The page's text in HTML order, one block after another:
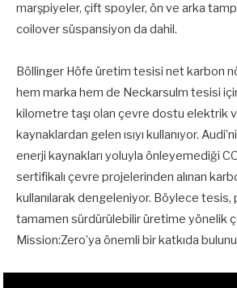
marşpiyeler, çift spoyler, ön ve arka
coilover süspansiyon da dahil.
Böllinger Höfe üretim tesisi net karbon
hem marka hem de Neckarsulm tesisi
kilometre taşı olan çevre dostu elektrik
kaynaklardan gelen ısıyı kullanıyor.
enerji kaynakları yoluyla önleyemediği
sertifikalı çevre projelerinden alınan
kullanılarak dengeleniyor. Böylece tesis,
tamamen sürdürülebilir üretime yönelik
Mission:Zero’ya önemli bir katkıda